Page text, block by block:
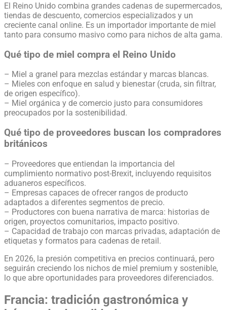
El Reino Unido combina grandes cadenas de supermercados,
tiendas de descuento, comercios especializados y un
creciente canal online. Es un importador importante de miel
tanto para consumo masivo como para nichos de alta gama.
Qué tipo de miel compra el Reino Unido
– Miel a granel para mezclas estándar y marcas blancas.
– Mieles con enfoque en salud y bienestar (cruda, sin filtrar,
de origen específico).
– Miel orgánica y de comercio justo para consumidores
preocupados por la sostenibilidad.
Qué tipo de proveedores buscan los compradores
británicos
– Proveedores que entiendan la importancia del
cumplimiento normativo post-Brexit, incluyendo requisitos
aduaneros específicos.
– Empresas capaces de ofrecer rangos de producto
adaptados a diferentes segmentos de precio.
– Productores con buena narrativa de marca: historias de
origen, proyectos comunitarios, impacto positivo.
– Capacidad de trabajo con marcas privadas, adaptación de
etiquetas y formatos para cadenas de retail.
En 2026, la presión competitiva en precios continuará, pero
seguirán creciendo los nichos de miel premium y sostenible,
lo que abre oportunidades para proveedores diferenciados.
Francia: tradición gastronómica y